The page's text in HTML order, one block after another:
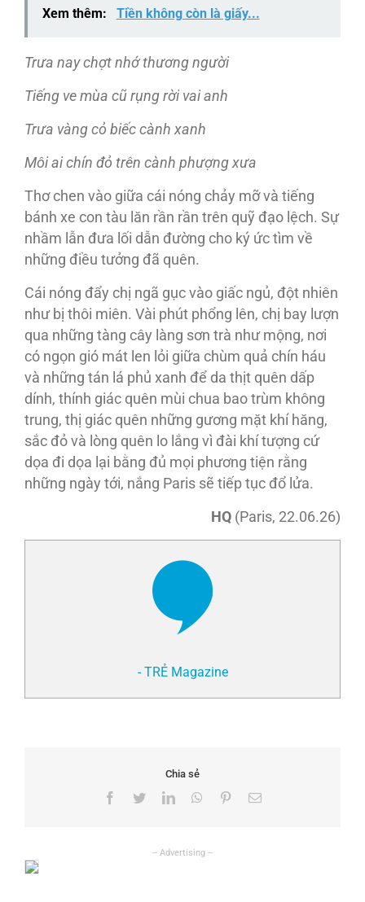
Xem thêm: Tiền không còn là giấy...
Trưa nay chợt nhớ thương người
Tiếng ve mùa cũ rụng rời vai anh
Trưa vàng cỏ biếc cành xanh
Môi ai chín đỏ trên cành phượng xưa
Thơ chen vào giữa cái nóng chảy mỡ và tiếng
bánh xe con tàu lăn rần rần trên quỹ đạo lệch. Sự
nhầm lẫn đưa lối dẫn đường cho ký ức tìm về
những điều tưởng đã quên.
Cái nóng đẩy chị ngã gục vào giấc ngủ, đột nhiên
như bị thôi miên. Vài phút phổng lên, chị bay lượn
qua những tàng cây làng sơn trà như mộng, nơi
có ngọn gió mát len lỏi giữa chùm quả chín háu
và những tán lá phủ xanh để da thịt quên dấp
dính, thính giác quên mùi chua bao trùm không
trung, thị giác quên những gương mặt khí hăng,
sắc đỏ và lòng quên lo lắng vì đài khí tượng cứ
dọa đi dọa lại bằng đủ mọi phương tiện rằng
những ngày tới, nắng Paris sẽ tiếp tục đổ lửa.
HQ (Paris, 22.06.26)
- TRẺ Magazine
Chia sẻ
Facebook
TwitterLinkedInWhatsApp
PinterestEmail